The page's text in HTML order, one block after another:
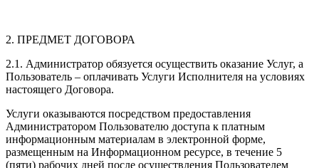
2. ПРЕДМЕТ ДОГОВОРА
2.1. Администратор обязуется осуществить оказание Услуг, а
Пользователь – оплачивать Услуги Исполнителя на условиях
настоящего Договора.
Услуги оказываются посредством предоставления
Администратором Пользователю доступа к платным
информационным материалам в электронной форме,
размещенным на Информационном ресурсе, в течение 5
(пяти) рабочих дней после осуществления Пользователем